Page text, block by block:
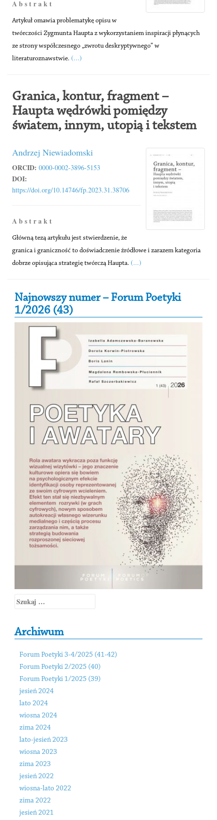
A b s t r a k t
Artykuł omawia problematykę opisu w
twórczości Zygmunta Haupta z wykorzystaniem inspiracji płynących
ze strony współczesnego „zwrotu deskryptywnego” w
literaturoznawstwie. (...)
Granica, kontur, fragment –
Haupta wędrówki pomiędzy
światem, innym, utopią i tekstem
Andrzej Niewiadomski
ORCID: 0000-0002-3896-5153
DOI:
https://doi.org/10.14746/fp.2023.31.38706
A b s t r a k t
Główną tezą artykułu jest stwierdzenie, że
granica i graniczność to doświadczenie źródłowe i zarazem kategoria
dobrze opisująca strategię twórczą Haupta. (...)
Secondary Sidebar
Najnowszy numer – Forum Poetyki
1/2026 (43)
Szukaj:
Archiwum
Forum Poetyki 3-4/2025 (41-42)
Forum Poetyki 2/2025 (40)
Forum Poetyki 1/2025 (39)
jesień 2024
lato 2024
wiosna 2024
zima 2024
lato-jesień 2023
wiosna 2023
zima 2023
jesień 2022
wiosna-lato 2022
zima 2022
jesień 2021